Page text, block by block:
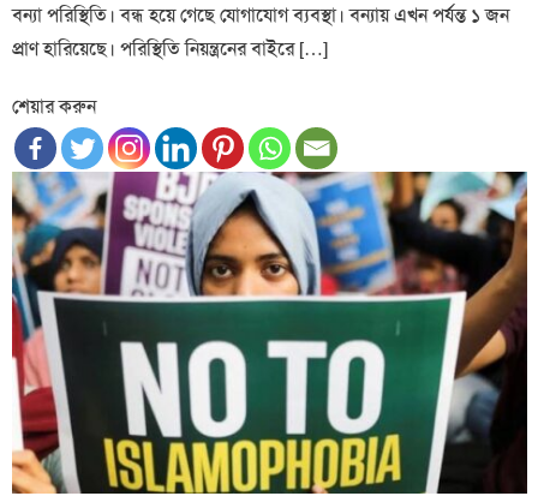
বন্যা পরিস্থিতি। বন্ধ হয়ে গেছে যোগাযোগ ব্যবস্থা। বন্যায় এখন পর্যন্ত ১ জন
প্রাণ হারিয়েছে। পরিস্থিতি নিয়ন্ত্রনের বাইরে […]
শেয়ার করুন